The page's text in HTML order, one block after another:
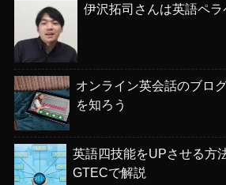
伊沢拓司さんは英語ペラ
オンライン英会話のブロ
を知ろう
英語四技能をUPさせる方
GTECで解説